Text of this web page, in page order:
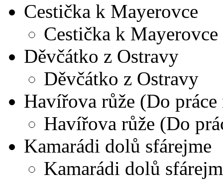
Cestička k Mayerovce
Cestička k Mayerovce
Děvčátko z Ostravy
Děvčátko z Ostravy
Havířova růže (Do
Havířova růže (Do
Kamarádi dolů sfárejme
Kamarádi dolů